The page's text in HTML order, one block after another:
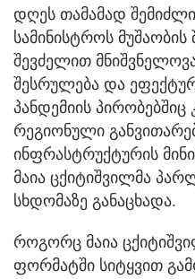
დღეს თამამად
სამინისტროს
შევძელით
შესრულება და
პანდემიის პირობებშიც
რეგიონული
ინფრასტრუქტურის
მაია ცქიტიშვილმა
სხდომაზე განაცხადა.
როგორც მაია
ფორმატში სიტყვით